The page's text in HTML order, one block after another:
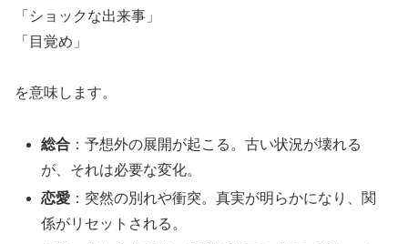
「ショックな出来事」
「目覚め」
を意味します。
総合 ：予想外の展開が起こる。古い状況が壊れる
が、それは必要な変化。
恋愛 ：突然の別れや衝突。真実が明らかになり、関
係がリセットされる。